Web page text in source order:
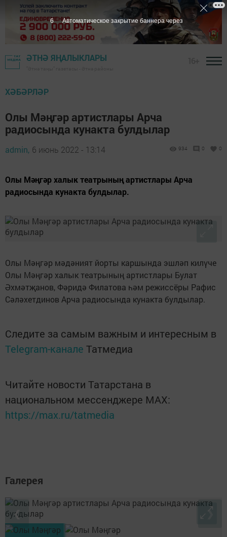
ӘТНӘ ЯҢАЛЫКЛАРЫ
ХӘБӘРЛӘР
Олы Мәңгәр артистлары Арча
радиосында кунакта булдылар
admin, 6 июнь 2022 - 13:14 934 0 0
Олы Мәңгәр халык театрының артистлары Арча
радиосында кунакта булдылар.
Олы Мәңгәр мәдәният йорты каршында эшләп килүче
Олы Мәңгәр халык театрының артистлары Булат
Әхмәтҗанов, Фәридә Филатова һәм режиссёры Рафис
Сәләхетдинов Арча радиосында кунакта булдылар.
Следите за самым важным и интересным в
Telegram-канале Татмедиа
Читайте новости Татарстана в
национальном мессенджере MАХ:
https://max.ru/tatmedia
Галерея
❮ ❯
5 Автоматическое закрытие баннера через